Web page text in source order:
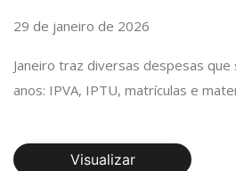
29 de janeiro de 2026
Janeiro traz diversas despesas
anos: IPVA, IPTU, matrículas e
Visualizar